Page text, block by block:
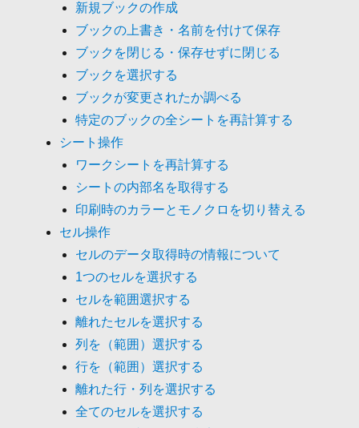
新規ブックの作成
ブックの上書き・名前を付けて保存
ブックを閉じる・保存せずに閉じる
ブックを選択する
ブックが変更されたか調べる
特定のブックの全シートを再計算する
シート操作
ワークシートを再計算する
シートの内部名を取得する
印刷時のカラーとモノクロを切り替える
セル操作
セルのデータ取得時の情報について
1つのセルを選択する
セルを範囲選択する
離れたセルを選択する
列を（範囲）選択する
行を（範囲）選択する
離れた行・列を選択する
全てのセルを選択する